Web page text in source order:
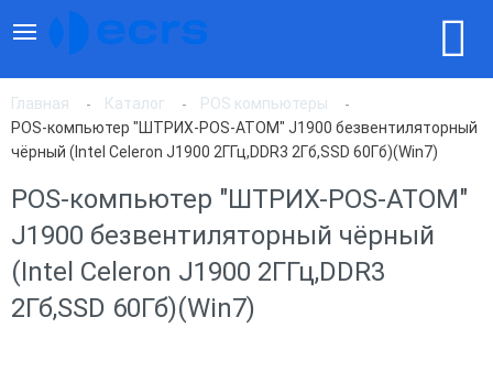
Главная Каталог
POS компьютеры
POS-компьютер "ШТРИХ-POS-ATOM" J1900 безвентиляторный
чёрный (Intel Celeron J1900 2ГГц,DDR3 2Гб,SSD 60Гб)(Win7)
POS-компьютер "ШТРИХ-POS-ATOM"
J1900 безвентиляторный чёрный
(Intel Celeron J1900 2ГГц,DDR3
2Гб,SSD 60Гб)(Win7)